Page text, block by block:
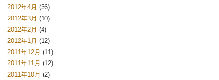
2012年4月 (36)
2012年3月 (10)
2012年2月 (4)
2012年1月 (12)
2011年12月 (11)
2011年11月 (12)
2011年10月 (2)